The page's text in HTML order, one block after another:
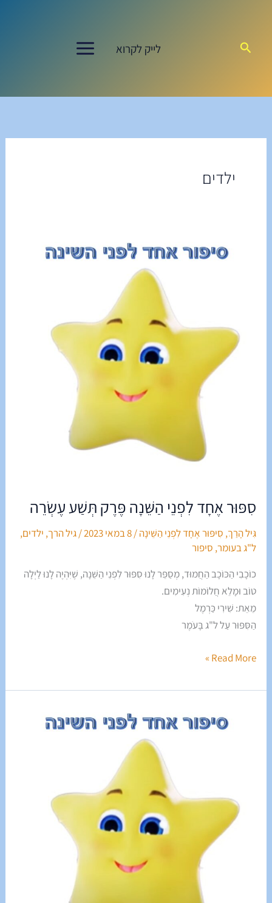
חיפוש לייק לקרוא
ילדים
סִפּוּר אֶחָד לִפְנֵי הַשֵּׁנָה פֶּרֶק תְּשַׁע עֶשְׂרֵה
גִּיל הָרַךְ, סִיפּוּר אֶחָד לִפְנֵי הַשֵּׁינָה/8 במאי 2023 /גיל הרך, ילדים,
ל"ג בעומר, סיפור
כוֹכָבִי הַכּוֹכָב הַחֲמוּד, מְסַפֵּר לָנוּ סִפּוּר לִפְנֵי הַשֵּׁנָה, שֶׁיִּהְיֶה לָנוּ לַיְלָה
טוֹב וּמָלֵא חֲלוֹמוֹת נְעִימִים.
מֵאֵת: שִׁירִי כַּרְמֶל
הַסִּפּוּר עַל ל"ג בָּעֹמֶר
עֶשְׂרֵה
Read More »
שְׁמוֹנֶה
עֶשְׂרֵה